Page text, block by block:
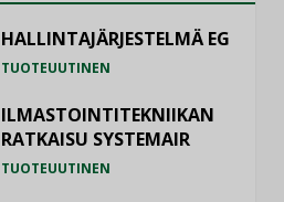
HALLINTAJÄRJESTELMÄ EG
TUOTEUUTINEN
ILMASTOINTITEKNIIKAN
RATKAISU SYSTEMAIR
TUOTEUUTINEN